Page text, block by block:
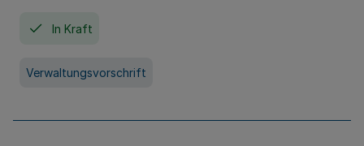
In Kraft
Verwaltungsvorschrift